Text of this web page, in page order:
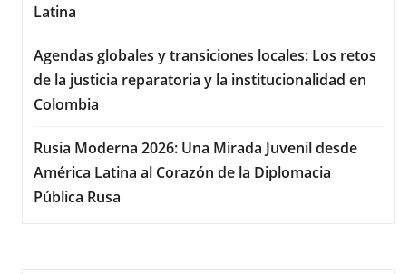
Latina
Agendas globales y transiciones locales: Los retos
de la justicia reparatoria y la institucionalidad en
Colombia
Rusia Moderna 2026: Una Mirada Juvenil desde
América Latina al Corazón de la Diplomacia
Pública Rusa